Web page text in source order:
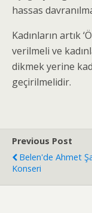
hassas
Kadınların artık
verilmeli ve
dikmek yerine
geçirilmelidir.
Previous Post
Belen'de Ahmet
Konseri